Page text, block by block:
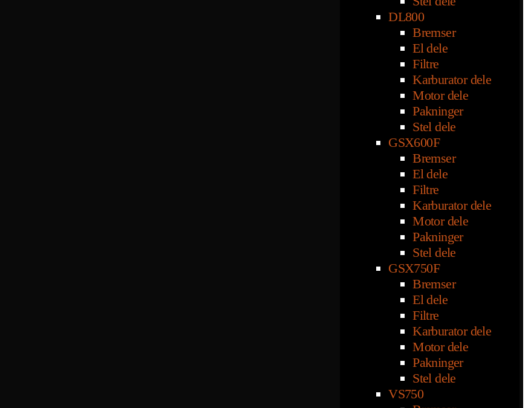
DL800
Bremser
El dele
Filtre
Karburator dele
Motor dele
Pakninger
Stel dele
GSX600F
Bremser
El dele
Filtre
Karburator dele
Motor dele
Pakninger
Stel dele
GSX750F
Bremser
El dele
Filtre
Karburator dele
Motor dele
Pakninger
Stel dele
VS750